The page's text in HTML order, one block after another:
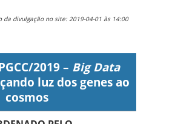
da divulgação no site: 2019-04-01 às 14:00
2019 – Big Data
luz dos genes ao
cosmos